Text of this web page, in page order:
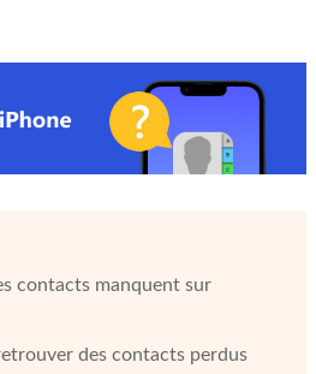
contacts manquent sur
des contacts perdus